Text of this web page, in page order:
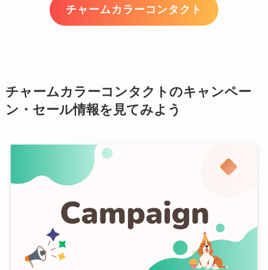
チャームカラーコンタクト
チャームカラーコンタクトのキャンペー
ン・セール情報を見てみよう